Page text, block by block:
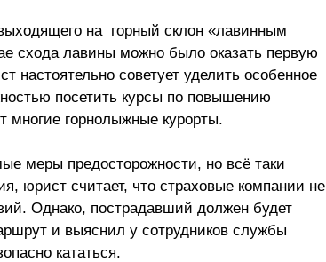
на  горный склон «лавинным
схода лавины можно было оказать первую
настоятельно советует уделить особенное
посетить курсы по повышению
многие горнолыжные курорты.
меры предосторожности, но всё таки
юрист считает, что страховые компании не
Однако, пострадавший должен будет
и выяснил у сотрудников службы
кататься.